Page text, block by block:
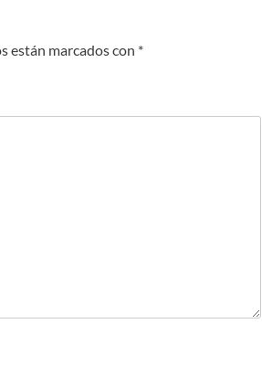
están marcados con *